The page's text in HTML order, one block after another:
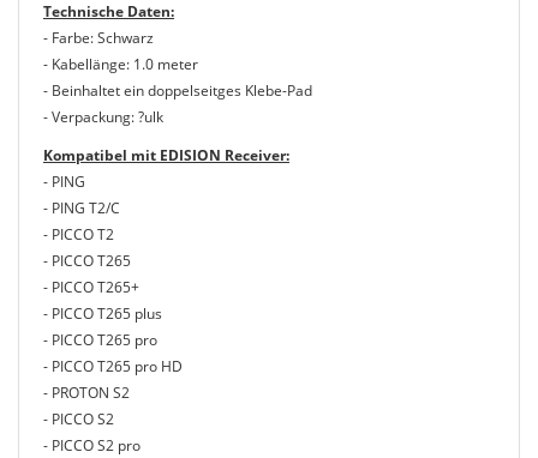
Technische Daten:
- Farbe: Schwarz
- Kabellänge: 1.0 meter
- Beinhaltet ein doppelseitges Klebe-Pad
- Verpackung: ?ulk
Kompatibel mit EDISION Receiver:
- PING
- PING T2/C
- PICCO T2
- PICCO T265
- PICCO T265+
- PICCO T265 plus
- PICCO T265 pro
- PICCO T265 pro HD
- PROTON S2
- PICCO S2
- PICCO S2 pro